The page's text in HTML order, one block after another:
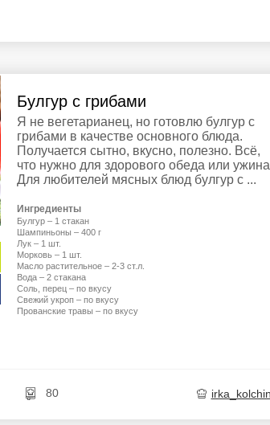
Булгур с грибами
Я не вегетарианец, но готовлю булгур с
грибами в качестве основного блюда.
Получается сытно, вкусно, полезно. Всё,
что нужно для здорового обеда или
Для любителей мясных блюд булгур с ...
Ингредиенты
Булгур – 1 стакан
Шампиньоны – 400 г
Лук – 1 шт.
Морковь – 1 шт.
Масло растительное – 2-3 ст.л.
Вода – 2 стакана
Соль, перец – по вкусу
Свежий укроп – по вкусу
Прованские травы – по вкусу
80